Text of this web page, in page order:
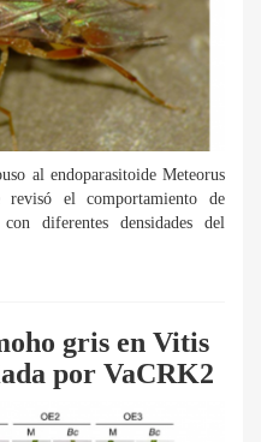
al endoparasitoide Meteorus
el comportamiento de
diferentes densidades del
gris en Vitis
por VaCRK2